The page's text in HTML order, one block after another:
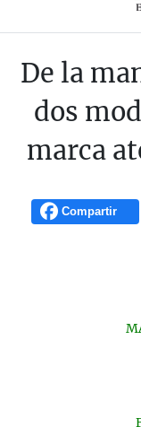
De la
dos
marca
Compartir